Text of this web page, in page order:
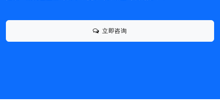
立即咨询